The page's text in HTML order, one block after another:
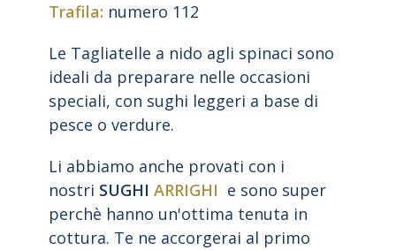
Trafila: numero 112
Le Tagliatelle a nido agli spinaci sono
ideali da preparare nelle occasioni
speciali, con sughi leggeri a base di
pesce o verdure.
Li abbiamo anche provati con i
nostri SUGHI ARRIGHI e sono super
perchè hanno un'ottima tenuta in
cottura. Te ne accorgerai al primo